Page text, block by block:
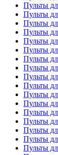
Пульты
Пульты
Пульты
Пульты
Пульты
Пульты
Пульты
Пульты
Пульты
Пульты
Пульты
Пульты
Пульты
Пульты
Пульты
Пульты
Пульты